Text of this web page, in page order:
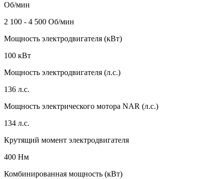
Об/мин
2 100 - 4 500 Об/мин
Мощность электродвигателя (кВт)
100 кВт
Мощность электродвигателя (л.с.)
136 л.с.
Мощность электрического мотора NAR (л.с.)
134 л.с.
Крутящий момент электродвигателя
400 Нм
Комбинированная мощность (кВт)